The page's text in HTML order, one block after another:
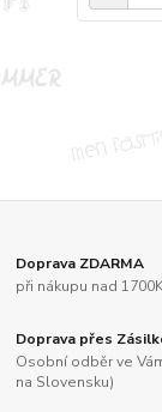
Doprava ZDARMA
při nákupu nad
Doprava přes
Osobní odběr ve
na Slovensku)